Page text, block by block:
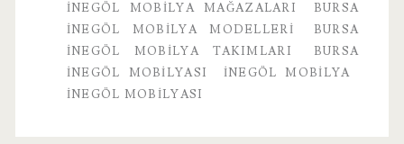
İNEGÖL MOBILYA MAĞAZALARI
BURSA
İNEGÖL MOBILYA MODELLERI
BURSA
İNEGÖL MOBILYA TAKIMLARI
BURSA
İNEGÖL MOBILYASI
INEGÖL MOBILYA
INEGÖL MOBILYASI